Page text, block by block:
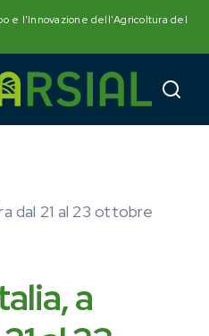
e l'Innovazione dell'Agricoltura del
dal 21 al 23 ottobre
a